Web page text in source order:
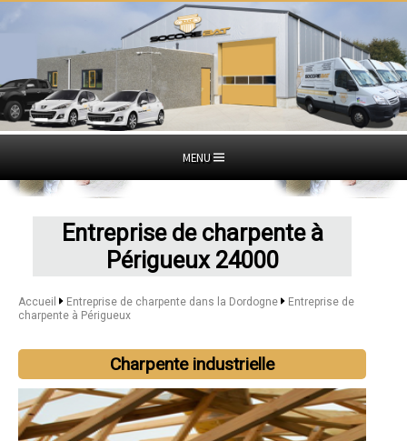
MENU
Entreprise de charpente à
Périgueux 24000
Accueil Entreprise de charpente dans la Dordogne
Entreprise de
charpente à Périgueux
Charpente industrielle